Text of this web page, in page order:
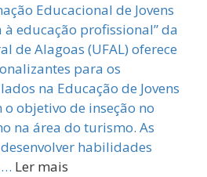
Educacional de Jovens
educação profissional” da
de Alagoas (UFAL) oferece
para os
na Educação de Jovens
o objetivo de inseção no
na área do turismo. As
habilidades
… Ler mais